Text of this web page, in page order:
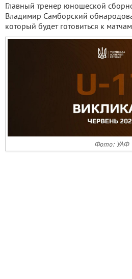
Главный тренер юношеской
Владимир Самборский
который будет готовиться к
Фото: УАФ